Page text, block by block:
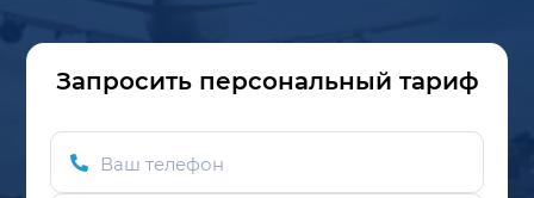
Запросить персональный тариф
Ваш телефон